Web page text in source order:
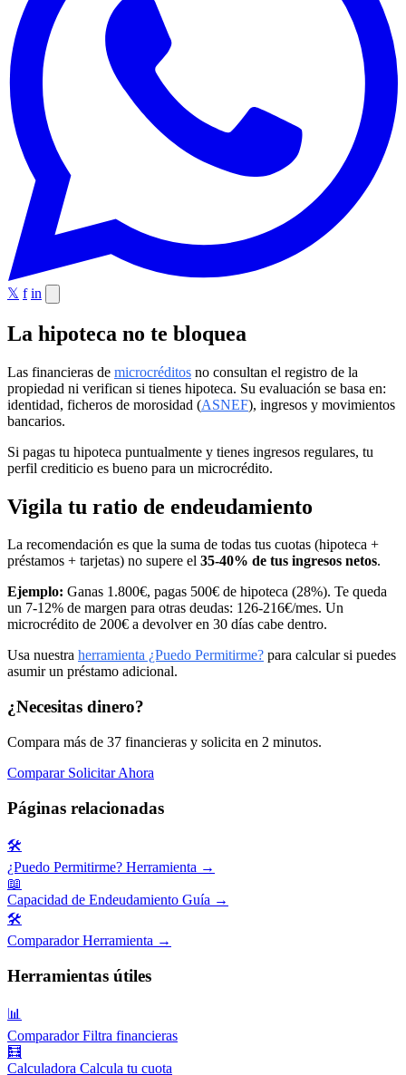
𝕏 f in
La hipoteca no te bloquea
Las financieras de microcréditos no consultan el registro de la
propiedad ni verifican si tienes hipoteca. Su evaluación se basa en:
identidad, ficheros de morosidad (ASNEF), ingresos y movimientos
bancarios.
Si pagas tu hipoteca puntualmente y tienes ingresos regulares, tu
perfil crediticio es bueno para un microcrédito.
Vigila tu ratio de endeudamiento
La recomendación es que la suma de todas tus cuotas (hipoteca +
préstamos + tarjetas) no supere el 35-40% de tus ingresos netos.
Ejemplo: Ganas 1.800€, pagas 500€ de hipoteca (28%). Te queda
un 7-12% de margen para otras deudas: 126-216€/mes. Un
microcrédito de 200€ a devolver en 30 días cabe dentro.
Usa nuestra herramienta ¿Puedo Permitirme? para calcular si puedes
asumir un préstamo adicional.
¿Necesitas dinero?
Compara más de 37 financieras y solicita en 2 minutos.
Comparar Solicitar Ahora
Páginas relacionadas
🛠️
¿Puedo Permitirme? Herramienta →
📖
Capacidad de Endeudamiento Guía →
🛠️
Comparador Herramienta →
Herramientas útiles
📊
Comparador Filtra financieras
🧮
Calculadora Calcula tu cuota